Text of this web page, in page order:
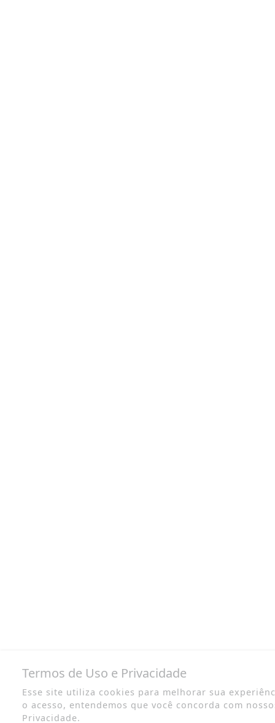
Termos de Uso e Privacidade
Esse site utiliza cookies para melhorar sua
o acesso, entendemos que você concorda com
Privacidade.